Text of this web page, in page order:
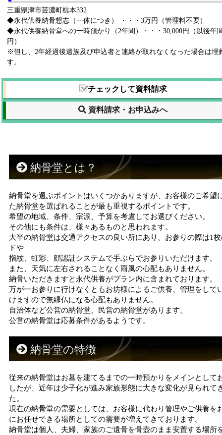
三重県津市芸濃町椋本332
◆永代供養納骨懇志（一体につき） ・・・3万円（管理料不要）
◆永代供養納骨堂への一時預かり（2年間）・・・30,000円（以後年
円）
※但し、2年経過後遺族及び申込者と連絡が取れなくなった場合は埋
す。
チェックして資料請求
資料請求・お申込みへ
納骨堂とは？
納骨堂を選ぶポイントはいくつかありますが、お客様のご希望
た納骨堂を選ばれることが最も重視するポイントです。
希望の地域、条件、宗派、予算を考慮してお選びください。
その他にも条件は、様々あるものと思われます。
大半の納骨堂は交通アクセスの良い所にあり、お参りの際は1
ドや
指紋、虹彩、顔認証システムで手ぶらでお参りいただけます。
また、天気に左右されることなく雨風の心配もありません。
納骨いただきますと永代供養がプラン内に含まれております。
万が一お参りに行けなくともお坊様によるご供養、管理をして
けますので無縁仏になる心配もありません。
自治体など公営の納骨堂、民営の納骨堂があります。
公営の納骨堂は応募条件があるようです。
納骨堂の特徴
従来の納骨堂はお墓を建てるまでの一時預かりをメインとして
したが、近年は少子化が進み家族形態に大きな変化が見られて
た。
現在の納骨堂の需要としては、お客様に代わり管理やご供養を
にお任せできる場所としての需要が増えてきております。
納骨堂は個人、夫婦、家族のご遺骨を骨壺のまま安置する場所